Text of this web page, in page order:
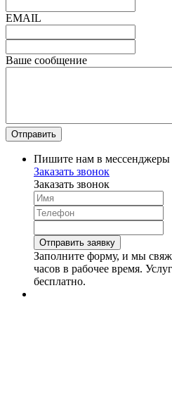
EMAIL
Ваше сообщение
Пишите нам в мессенджеры
Заказать звонок
Заказать звонок
Заполните форму, и мы
часов в рабочее время.
бесплатно.